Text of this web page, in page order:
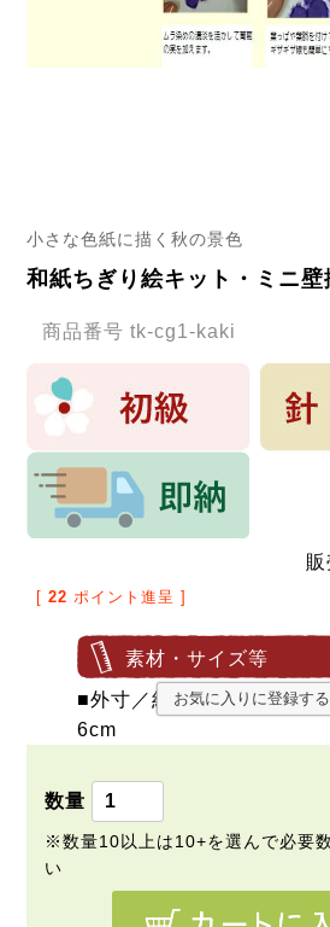
小さな色紙に描く秋の景色
和紙ちぎり絵キット・ミニ壁
商品番号 tk-cg1-kaki
[ 22 ポイント進呈 ]
素材・サイズ等
■外寸／約 16×20cm、色
6cm
お気に入りに登録する